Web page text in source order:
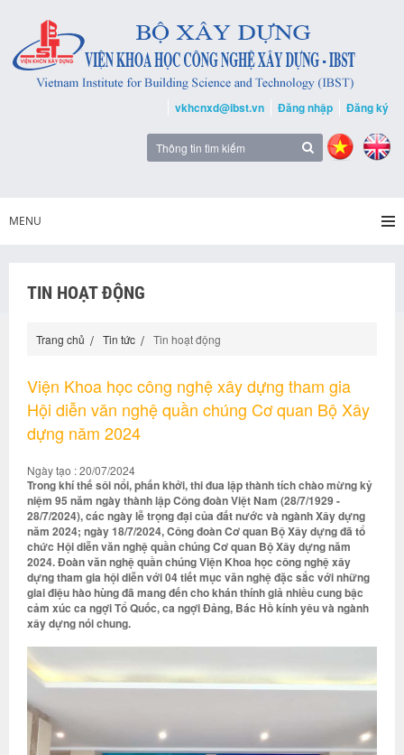
vkhcnxd@ibst.vn Đăng nhập Đăng ký
MENU
TIN HOẠT ĐỘNG
Trang chủ Tin tức Tin hoạt động
Viện Khoa học công nghệ xây dựng tham gia
Hội diễn văn nghệ quần chúng Cơ quan Bộ Xây
dựng năm 2024
Ngày tạo : 20/07/2024
Trong khí thế sôi nổi, phấn khởi, thi đua lập thành tích chào mừng kỷ
niệm 95 năm ngày thành lập Công đoàn Việt Nam (28/7/1929 -
28/7/2024), các ngày lễ trọng đại của đất nước và ngành Xây dựng
năm 2024; ngày 18/7/2024, Công đoàn Cơ quan Bộ Xây dựng đã tổ
chức Hội diễn văn nghệ quần chúng Cơ quan Bộ Xây dựng năm
2024. Đoàn văn nghệ quần chúng Viện Khoa học công nghệ xây
dựng tham gia hội diễn với 04 tiết mục văn nghệ đặc sắc với những
giai điệu hào hùng đã mang đến cho khán thính giả nhiều cung bậc
cảm xúc ca ngợi Tổ Quốc, ca ngợi Đảng, Bác Hồ kính yêu và ngành
xây dựng nói chung.